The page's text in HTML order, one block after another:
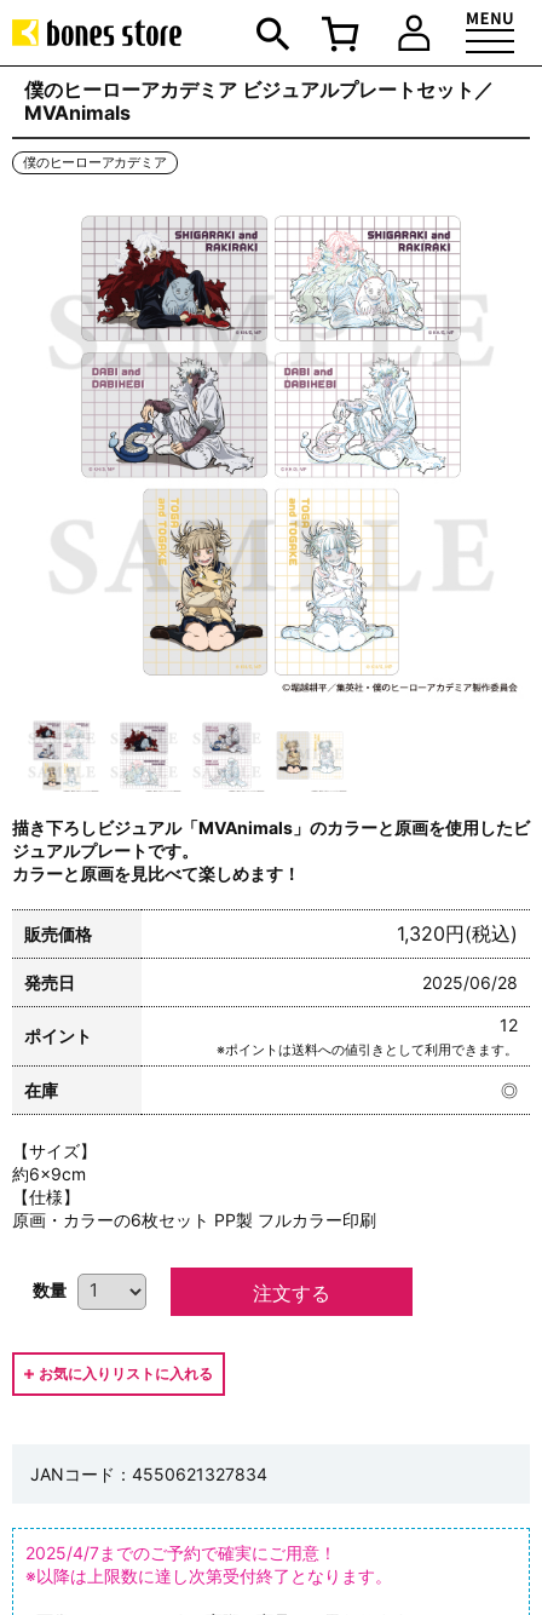
僕のヒーローアカデミア ビジュアルプレートセット／
MVAnimals
僕のヒーローアカデミア
描き下ろしビジュアル「MVAnimals」のカラーと原画を使用したビ
ジュアルプレートです。
カラーと原画を見比べて楽しめます！
販売価格 1,320円(税込)
発売日 2025/06/28
ポイント
12
※ポイントは送料への値引きとして利用できます。
在庫 ◎
【サイズ】
約6×9cm
【仕様】
原画・カラーの6枚セット PP製 フルカラー印刷
数量
JANコード：4550621327834
2025/4/7までのご予約で確実にご用意！
※以降は上限数に達し次第受付終了となります。